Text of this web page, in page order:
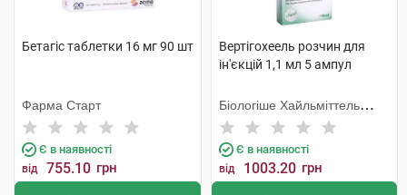
Бетагіс таблетки 16 мг 90 шт
Фарма Старт
Є в наявності
від 755.10 грн
Вертігохеель розчин для
ін'єкцій 1,1 мл 5 ампул
Біологіше Хайльміттель
Хеель
Є в наявності
від 1003.20 грн